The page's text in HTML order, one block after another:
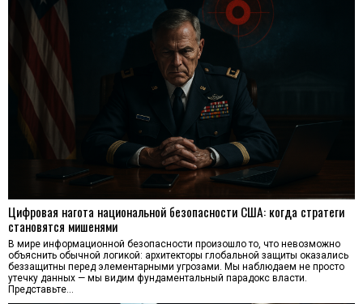
Цифровая нагота национальной безопасности США: когда стратеги
становятся мишенями
В мире информационной безопасности произошло то, что невозможно
объяснить обычной логикой: архитекторы глобальной защиты оказались
беззащитны перед элементарными угрозами. Мы наблюдаем не просто
утечку данных — мы видим фундаментальный парадокс власти.
Представьте…